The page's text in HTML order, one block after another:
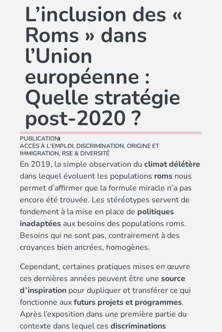
L’inclusion des «
Roms » dans
l’Union
européenne :
Quelle stratégie
post-2020 ?
PUBLICATION
ACCÈS À L'EMPLOI, DISCRIMINATION,ORIGINE ET
IMMIGRATION, RSE & DIVERSITÉ
En 2019, la simple observation du climat délétère
dans lequel évoluent les populations roms nous
permet d’affirmer que la formule miracle n’a pas
encore été trouvée. Les stéréotypes servent de
fondement à la mise en place de politiques
inadaptées aux besoins des populations roms.
Besoins qui ne sont pas, contrairement à des
croyances bien ancrées, homogènes.
Cependant, certaines pratiques mises en œuvre
ces dernières années peuvent être une source
d’inspiration pour dupliquer et transférer ce qui
fonctionne auxfuturs projets et programmes.
Après l’exposition dans une première partie du
contexte dans lequel ces discriminations